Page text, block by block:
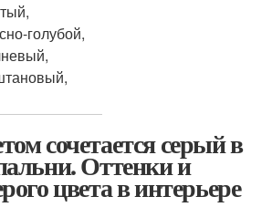
голубой,
сочетается серый в
Оттенки и
цвета в интерьере